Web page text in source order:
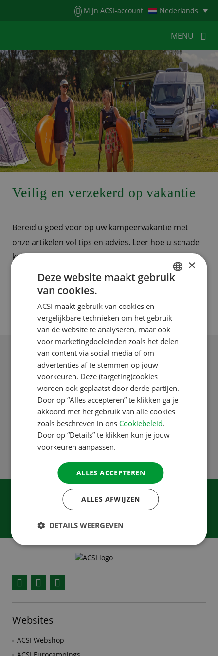
Mijn ACSI-account Nederlands
MENU
MENUMENU
HOME VOOR KAMPEERDERS
VOOR CAMPINGSKAMPEERNIEUWS
ACSI WEBSHOP WERKEN BIJ ACSI
CONTACT
Veilig en verzekerd op vakantie
Bereid u goed voor op uw kampeervakantie met
onze artikelen vol tips en advies. Leer hoe u schade
kunt voorkomen, de juiste verzekering kunt kiezen,
en de beste dekkingsopties voor uw situatie vindt.
Of u nu een doorgewinterde kampeerder bent of
net begint, onze artikelen helpen u om zorgeloos
en veilig op vakantie te gaan.
Onze berichten
Filters
Meld je aan voor onze nieuwsbrief
Websites
ACSI Webshop
GERMAN
SPANISH
SWEDISH
×
Deze website maakt gebruik
van cookies.
ACSI maakt gebruik van cookies en
vergelijkbare technieken om het gebruik
van de website te analyseren, maar ook
voor marketingdoeleinden zoals het delen
van content via social media of om
advertenties af te stemmen op jouw
voorkeuren. Deze (targeting)cookies
worden ook geplaatst door derde partijen.
Door op “Alles accepteren” te klikken ga je
akkoord met het gebruik van alle cookies
zoals beschreven in ons Cookiebeleid.
Door op “Details” te klikken kun je jouw
voorkeuren aanpassen.
ALLES ACCEPTEREN
ALLES AFWIJZEN
DETAILS WEERGEVEN